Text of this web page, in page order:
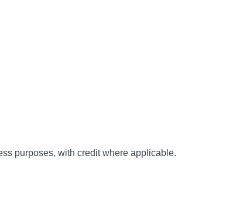
purposes, with credit where applicable.